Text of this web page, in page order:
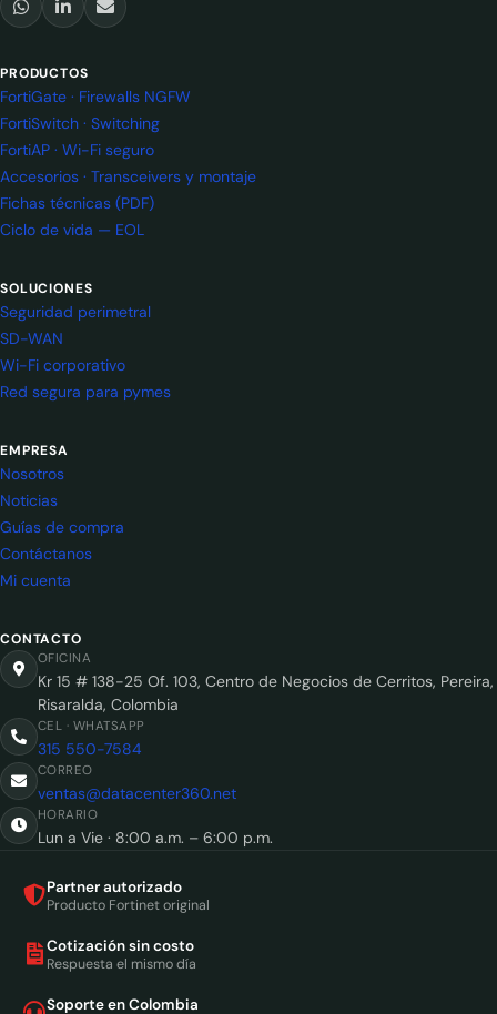
PRODUCTOS
FortiGate · Firewalls NGFW
FortiSwitch · Switching
FortiAP · Wi-Fi seguro
Accesorios · Transceivers y montaje
Fichas técnicas (PDF)
Ciclo de vida — EOL
SOLUCIONES
Seguridad perimetral
SD-WAN
Wi-Fi corporativo
Red segura para pymes
EMPRESA
Nosotros
Noticias
Guías de compra
Contáctanos
Mi cuenta
CONTACTO
OFICINA
Kr 15 # 138-25 Of. 103, Centro de Negocios de Cerritos, Pereira,
Risaralda, Colombia
CEL · WHATSAPP
315 550-7584
CORREO
ventas@datacenter360.net
HORARIO
Lun a Vie · 8:00 a.m. – 6:00 p.m.
Partner autorizado
Producto Fortinet original
Cotización sin costo
Respuesta el mismo día
Soporte en Colombia